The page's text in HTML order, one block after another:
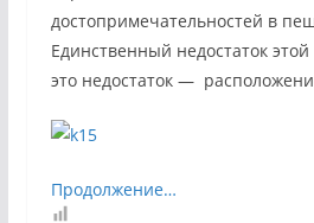
достопримечательностей в
Единственный недостаток
это недостаток —
Продолжение…